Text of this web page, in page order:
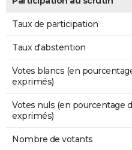
Taux de participation
Taux d'abstention
Votes blancs (en
exprimés)
Votes nuls (en pourcentage
exprimés)
Nombre de votants